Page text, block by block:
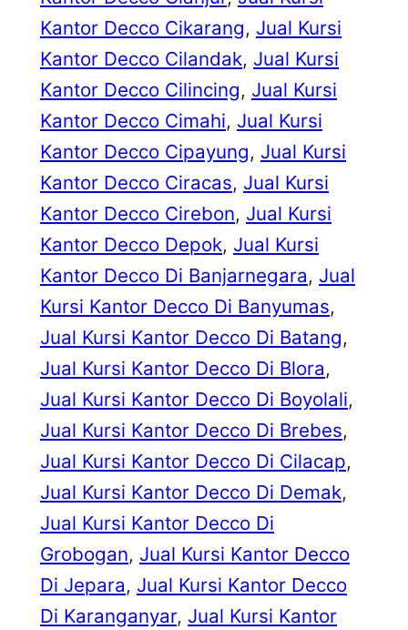
Kantor Decco Cikarang, Jual Kursi
Kantor Decco Cilandak, Jual Kursi
Kantor Decco Cilincing, Jual Kursi
Kantor Decco Cimahi, Jual Kursi
Kantor Decco Cipayung, Jual Kursi
Kantor Decco Ciracas, Jual Kursi
Kantor Decco Cirebon, Jual Kursi
Kantor Decco Depok, Jual Kursi
Kantor Decco Di Banjarnegara, Jual
Kursi Kantor Decco Di Banyumas
Jual Kursi Kantor Decco Di Batang
Jual Kursi Kantor Decco Di Blora
Jual Kursi Kantor Decco Di Boyolali
Jual Kursi Kantor Decco Di Brebes
Jual Kursi Kantor Decco Di Cilacap
Jual Kursi Kantor Decco Di Demak
Jual Kursi Kantor Decco Di
Grobogan, Jual Kursi Kantor Decco
Di Jepara, Jual Kursi Kantor Decco
Di Karanganyar, Jual Kursi Kantor